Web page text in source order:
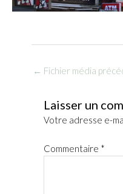
← Fichier média
Laisser un
Votre adresse e-
Commentaire *